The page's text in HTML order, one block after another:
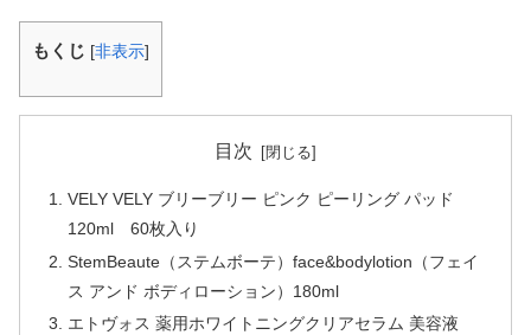
もくじ [非表示]
目次
VELY VELY ブリーブリー ピンク ピーリング パッド
120ml 60枚入り
StemBeaute（ステムボーテ）face&bodylotion（フェイ
ス アンド ボディローション）180ml
エトヴォス 薬用ホワイトニングクリアセラム 美容液